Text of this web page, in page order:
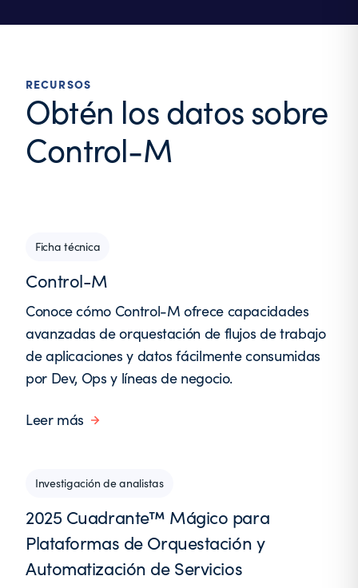
RECURSOS
Obtén los datos sobre
Control-M
Ficha técnica
Control-M
Conoce cómo Control-M ofrece capacidades
avanzadas de orquestación de flujos de trabajo
de aplicaciones y datos fácilmente consumidas
por Dev, Ops y líneas de negocio.
Leer más
Investigación de analistas
2025 Cuadrante™ Mágico para
Plataformas de Orquestación y
Automatización de Servicios